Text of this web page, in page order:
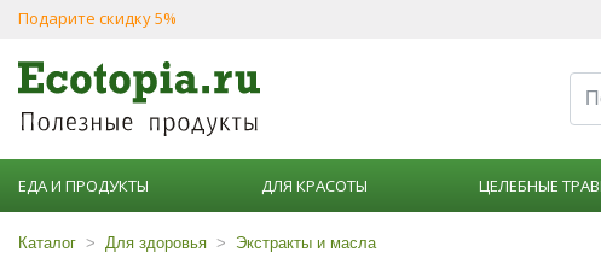
Подарите скидку 5%
ЕДА И ПРОДУКТЫ ДЛЯ КРАСОТЫ ЦЕЛЕБНЫЕ
Каталог Для здоровья Экстракты и масла